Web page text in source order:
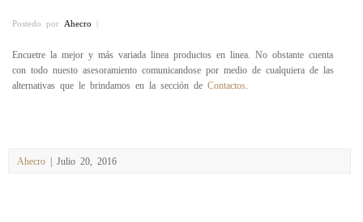
Postedo por Ahecro |
Encuetre la mejor y más variada linea productos en linea. No obstante cuenta
con todo nuesto asesoramiento comunicandose por medio de cualquiera de las
alternativas que le brindamos en la sección de Contactos
Ahecro | Julio 20, 2016